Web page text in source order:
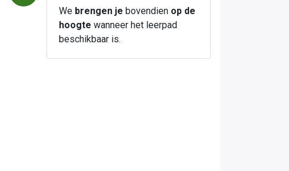
We brengen je bovendien op de
hoogte wanneer het leerpad
beschikbaar is.